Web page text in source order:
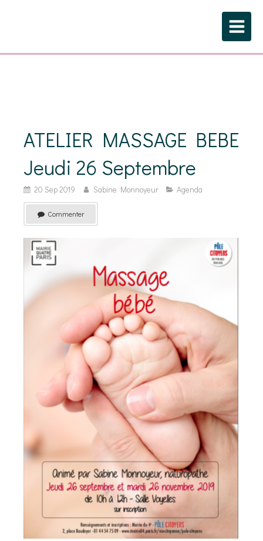
ATELIER MASSAGE BEBE
Jeudi 26 Septembre
20 Sep 2019 Sabine Monnoyeur Agenda
Commenter